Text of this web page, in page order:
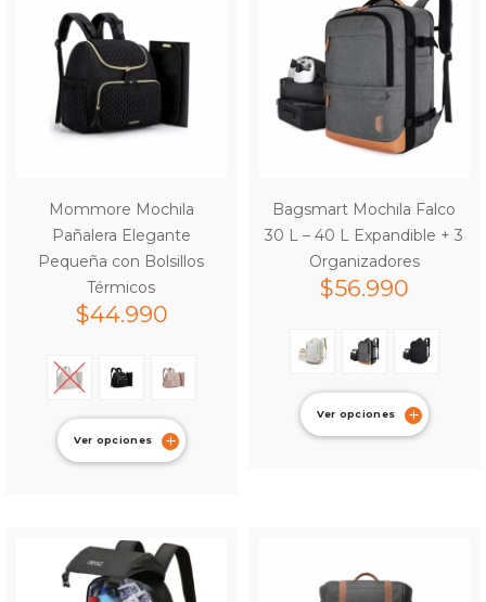
Mommore Mochila
Pañalera Elegante
Pequeña con Bolsillos
Térmicos
$44.990
Ver opciones
Bagsmart Mochila Falco
30 L – 40 L Expandible + 3
Organizadores
$56.990
Ver opciones